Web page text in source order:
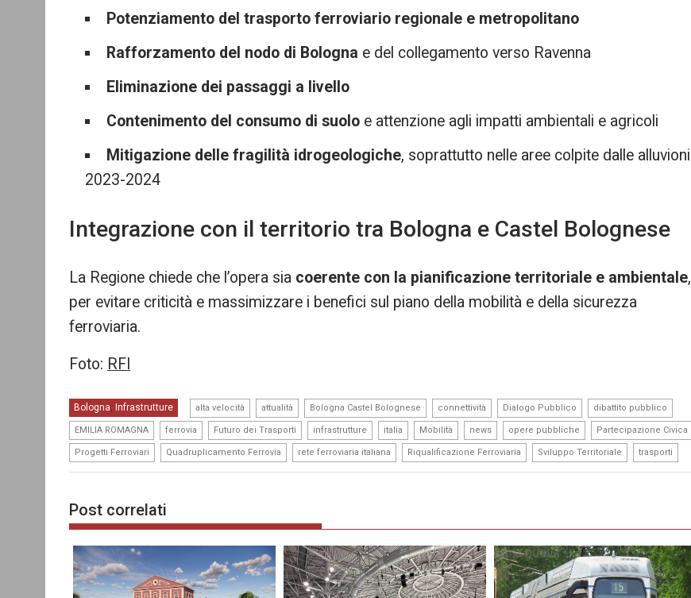
Potenziamento del trasporto ferroviario regionale e metropolitano
Rafforzamento del nodo di Bologna e del collegamento verso Ravenna
Eliminazione dei passaggi a livello
Contenimento del consumo di suoloe attenzione agli impatti ambientali e agricoli
Mitigazione delle fragilità idrogeologiche, soprattutto nelle aree colpite dalle alluvioni
2023-2024
Integrazione con il territorio tra Bologna e Castel Bolognese
La Regione chiede che l’opera sia coerente con la pianificazione territoriale e ambientale,
per evitare criticità e massimizzare i benefici sul piano della mobilità e della sicurezza
ferroviaria.
Foto: RFI
Bologna, Infrastrutture alta velocità attualità Bologna Castel Bolognese connettività Dialogo Pubblico dibattito pubblico
EMILIA ROMAGNA ferrovia Futuro dei Trasporti infrastrutture italia Mobilità news opere pubbliche Partecipazione Civica
Progetti Ferroviari Quadruplicamento Ferrovia rete ferroviaria italiana Riqualificazione Ferroviaria Sviluppo Territoriale trasporti
Post correlati